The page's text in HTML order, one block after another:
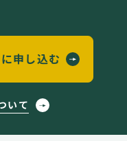
申し込む
いて